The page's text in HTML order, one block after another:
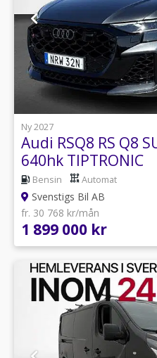
1
Ny 2027
Audi RSQ8 RS Q8
640hk TIPTRONIC
Bensin Automat
Svenstigs Bil AB
fr. 30 768 kr/mån
1 899 000 kr